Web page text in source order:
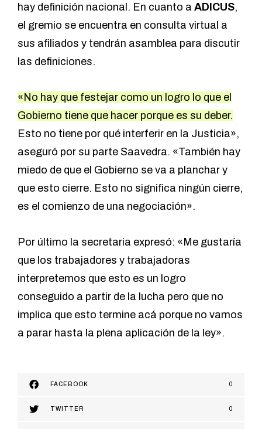
hay definición nacional. En cuanto a ADICUS,
el gremio se encuentra en consulta virtual a
sus afiliados y tendrán asamblea para discutir
las definiciones.
«No hay que festejar como un logro lo que el
Gobierno tiene que hacer porque es su deber.
Esto no tiene por qué interferir en la Justicia»,
aseguró por su parte Saavedra. «También hay
miedo de que el Gobierno se va a planchar y
que esto cierre. Esto no significa ningún cierre,
es el comienzo de una negociación».
Por último la secretaria expresó: «Me gustaría
que los trabajadores y trabajadoras
interpretemos que esto es un logro
conseguido a partir de la lucha pero que no
implica que esto termine acá porque no vamos
a parar hasta la plena aplicación de la ley».
FACEBOOK 0
TWITTER 0